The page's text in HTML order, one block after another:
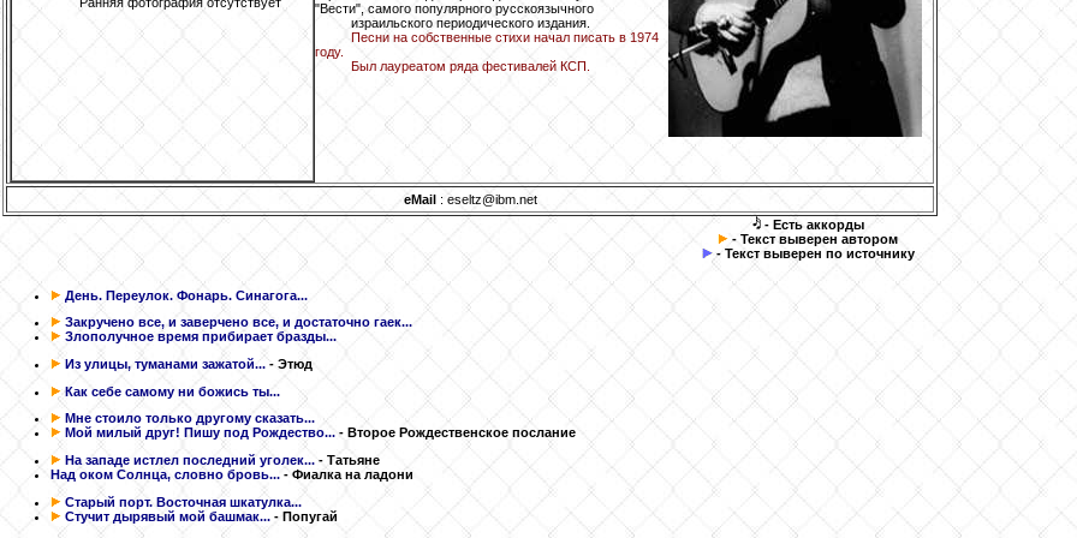
"Вести", самого популярного русскоязычного
израильского периодического издания.
Песни на собственные стихи начал писать в 1974
году.
Был лауреатом ряда фестивалей КСП.
eMail: eseltz@ibm.net
- Есть аккорды
- Текст выверен автором
- Текст выверен по источнику
День. Переулок. Фонарь. Синагога...
Закручено все, и заверчено все, и достаточно гаек...
Злополучное время прибирает бразды...
Из улицы, туманами зажатой...- Этюд
Как себе самому ни божись ты...
Мне стоило только другому сказать...
Мой милый друг! Пишу под Рождество... - Второе Рождественское послание
На западе истлел последний уголек... - Татьяне
Над оком Солнца, словно бровь... - Фиалка на ладони
Старый порт. Восточная шкатулка...
Стучит дырявый мой башмак... - Попугай